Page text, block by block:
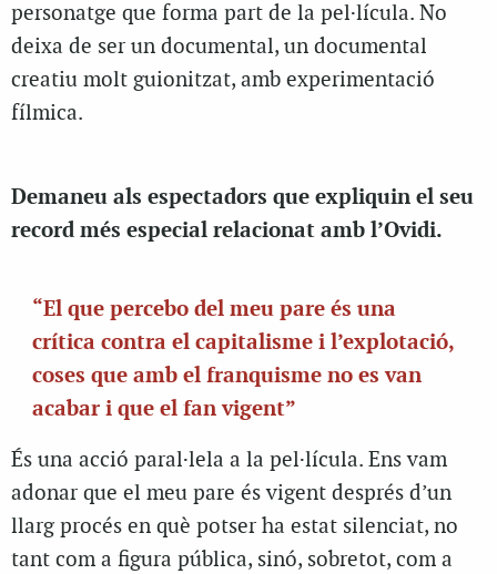
personatge que forma part de la pel·lícula. No
deixa de ser un documental, un documental
creatiu molt guionitzat, amb experimentació
fílmica.
Demaneu als espectadors que expliquin el seu
record més especial relacionat amb l’Ovidi.
“El que percebo del meu pare és una
crítica contra el capitalisme i l’explotació,
coses que amb el franquisme no es van
acabar i que el fan vigent”
És una acció paral·lela a la pel·lícula. Ens vam
adonar que el meu pare és vigent després d’un
llarg procés en què potser ha estat silenciat, no
tant com a figura pública, sinó, sobretot, com a